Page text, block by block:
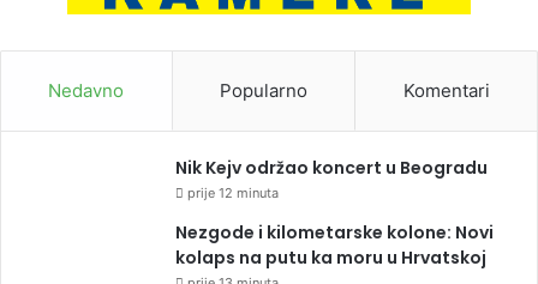
Nedavno Popularno Komentari
Nik Kejv održao koncert u Beogradu
prije 12 minuta
Nezgode i kilometarske kolone: Novi
kolaps na putu ka moru u Hrvatskoj